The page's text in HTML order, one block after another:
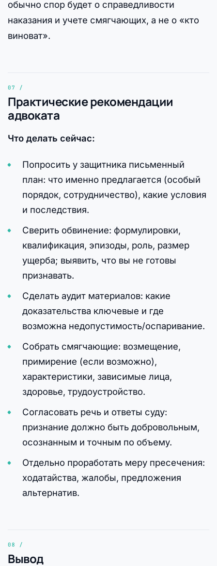
обычно спор будет о справедливости
наказания и учете смягчающих, а не о «кто
виноват».
Практические рекомендации
адвоката
Что делать сейчас:
Попросить у защитника письменный
план: что именно предлагается (особый
порядок, сотрудничество), какие условия
и последствия.
Сверить обвинение: формулировки,
квалификация, эпизоды, роль, размер
ущерба; выявить, что вы не готовы
признавать.
Сделать аудит материалов: какие
доказательства ключевые и где
возможна недопустимость/оспаривание.
Собрать смягчающие: возмещение,
примирение (если возможно),
характеристики, зависимые лица,
здоровье, трудоустройство.
Согласовать речь и ответы суду:
признание должно быть добровольным,
осознанным и точным по объему.
Отдельно проработать меру пресечения:
ходатайства, жалобы, предложения
альтернатив.
Вывод